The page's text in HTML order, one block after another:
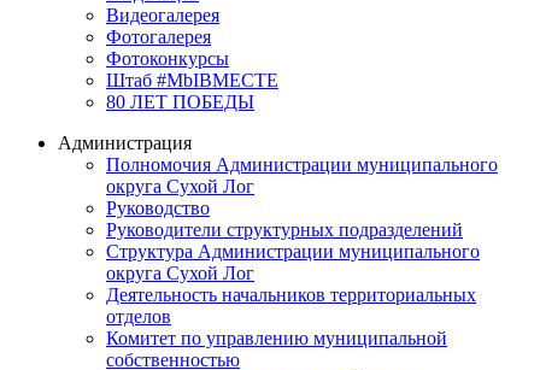
Видеогалерея
Фотогалерея
Фотоконкурсы
Штаб #MbIBMECTE
80 ЛЕТ ПОБЕДЫ
Администрация
Полномочия Администрации муниципального
округа Сухой Лог
Руководство
Руководители структурных подразделений
Структура Администрации муниципального
округа Сухой Лог
Деятельность начальников территориальных
отделов
Комитет по управлению муниципальной
собственностью